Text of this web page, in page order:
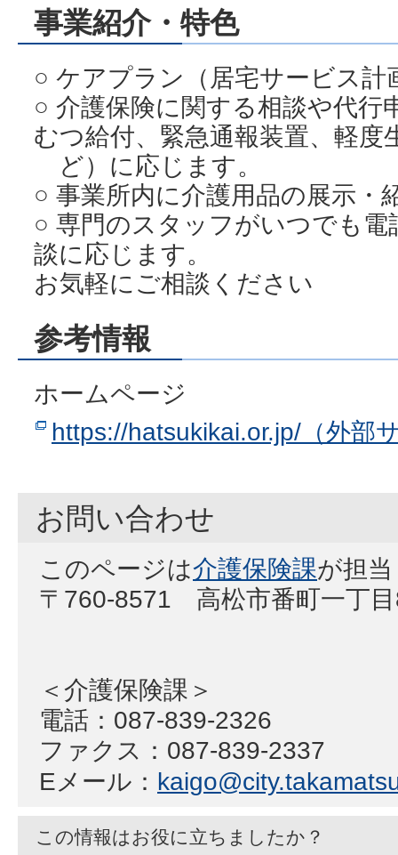
事業紹介・特色
○ ケアプラン（居宅サービス計
○ 介護保険に関する相談や代行
むつ給付、緊急通報装置、軽度
ど）に応じます。
○ 事業所内に介護用品の展示・
○ 専門のスタッフがいつでも電
談に応じます。
お気軽にご相談ください
参考情報
ホームページ
https://hatsukikai.or.jp/（外部
お問い合わせ
このページは介護保険課が担
〒760-8571 高松市番町一丁
＜介護保険課＞
電話：087-839-2326
ファクス：087-839-2337
Eメール：
この情報はお役に立ちましたか？